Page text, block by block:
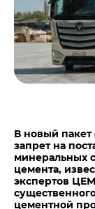
В новый
запрет на
минеральных
цемента,
экспертов
цементной
Пресса